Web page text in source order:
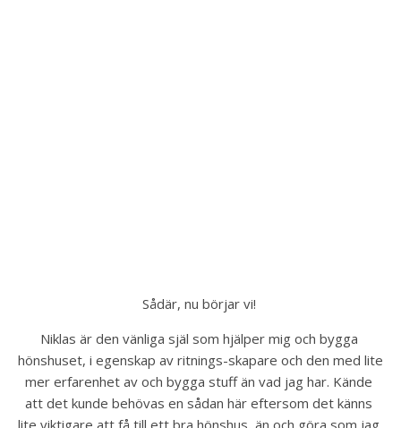
Sådär, nu börjar vi!
Niklas är den vänliga själ som hjälper mig och bygga
hönshuset, i egenskap av ritnings-skapare och den med lite
mer erfarenhet av och bygga stuff än vad jag har. Kände
att det kunde behövas en sådan här eftersom det känns
lite viktigare att få till ett bra hönshus, än och göra som jag